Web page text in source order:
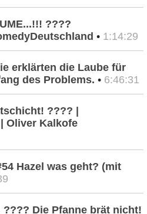
????
• 1:14:29
erklärten die Laube für
des Problems. • 6:46:31
???? |
Oliver Kalkofe
Hazel was geht? (mit
Die Pfanne brät nicht!